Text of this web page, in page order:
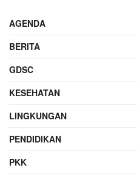
AGENDA
BERITA
GDSC
KESEHATAN
LINGKUNGAN
PENDIDIKAN
PKK